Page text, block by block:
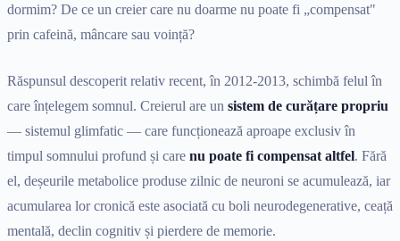
dormim? De ce un creier care nu doarme nu poate fi „compensat"
prin cafeină, mâncare sau voință?
Răspunsul descoperit relativ recent, în 2012-2013, schimbă felul în
care înțelegem somnul. Creierul are un sistem de curățare propriu
— sistemul glimfatic — care funcționează aproape exclusiv în
timpul somnului profund și care nu poate fi compensat altfel. Fără
el, deșeurile metabolice produse zilnic de neuroni se acumulează, iar
acumularea lor cronică este asociată cu boli neurodegenerative, ceață
mentală, declin cognitiv și pierdere de memorie.